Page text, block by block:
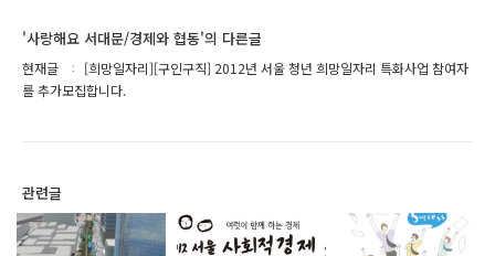
'사랑해요 서대문/경제와 협동'의 다른글
현재글
[희망일자리][구인구직] 2012년 서울 청년 희망일자리 특화사업 참여자
를 추가모집합니다.
관련글